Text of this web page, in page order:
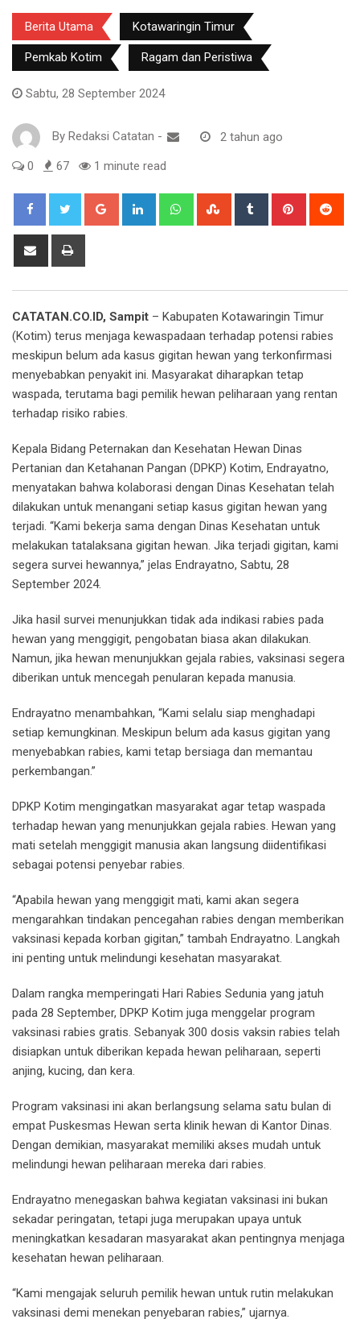
Berita Utama Kotawaringin Timur
Pemkab Kotim Ragam dan Peristiwa
Sabtu, 28 September 2024
By Redaksi Catatan - 2 tahun ago
0 67 1 minute read
Google+ LinkedIn WhatsappStumbleUpon
Tumblr Pinterest
Share
CATATAN.CO.ID, Sampit – Kabupaten Kotawaringin Timur
(Kotim) terus menjaga kewaspadaan terhadap potensi rabies
meskipun belum ada kasus gigitan hewan yang terkonfirmasi
menyebabkan penyakit ini. Masyarakat diharapkan tetap
waspada, terutama bagi pemilik hewan peliharaan yang rentan
terhadap risiko rabies.
Kepala Bidang Peternakan dan Kesehatan Hewan Dinas
Pertanian dan Ketahanan Pangan (DPKP) Kotim, Endrayatno,
menyatakan bahwa kolaborasi dengan Dinas Kesehatan telah
dilakukan untuk menangani setiap kasus gigitan hewan yang
terjadi. “Kami bekerja sama dengan Dinas Kesehatan untuk
melakukan tatalaksana gigitan hewan. Jika terjadi gigitan, kami
segera survei hewannya,” jelas Endrayatno, Sabtu, 28
September 2024.
Jika hasil survei menunjukkan tidak ada indikasi rabies pada
hewan yang menggigit, pengobatan biasa akan dilakukan.
Namun, jika hewan menunjukkan gejala rabies, vaksinasi segera
diberikan untuk mencegah penularan kepada manusia.
Endrayatno menambahkan, “Kami selalu siap menghadapi
setiap kemungkinan. Meskipun belum ada kasus gigitan yang
menyebabkan rabies, kami tetap bersiaga dan memantau
perkembangan.”
DPKP Kotim mengingatkan masyarakat agar tetap waspada
terhadap hewan yang menunjukkan gejala rabies. Hewan yang
mati setelah menggigit manusia akan langsung diidentifikasi
sebagai potensi penyebar rabies.
“Apabila hewan yang menggigit mati, kami akan segera
mengarahkan tindakan pencegahan rabies dengan memberikan
vaksinasi kepada korban gigitan,” tambah Endrayatno. Langkah
ini penting untuk melindungi kesehatan masyarakat.
Dalam rangka memperingati Hari Rabies Sedunia yang jatuh
pada 28 September, DPKP Kotim juga menggelar program
vaksinasi rabies gratis. Sebanyak 300 dosis vaksin rabies telah
disiapkan untuk diberikan kepada hewan peliharaan, seperti
anjing, kucing, dan kera.
Program vaksinasi ini akan berlangsung selama satu bulan di
empat Puskesmas Hewan serta klinik hewan di Kantor Dinas.
Dengan demikian, masyarakat memiliki akses mudah untuk
melindungi hewan peliharaan mereka dari rabies.
Endrayatno menegaskan bahwa kegiatan vaksinasi ini bukan
sekadar peringatan, tetapi juga merupakan upaya untuk
meningkatkan kesadaran masyarakat akan pentingnya menjaga
kesehatan hewan peliharaan.
“Kami mengajak seluruh pemilik hewan untuk rutin melakukan
vaksinasi demi menekan penyebaran rabies,” ujarnya.